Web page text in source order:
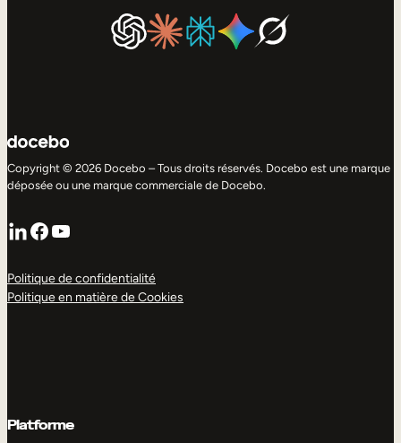
Copyright © 2026 Docebo – Tous droits réservés. Docebo est une marque
déposée ou une marque commerciale de Docebo.
LinkedIn
Facebook
YouTube
Politique de confidentialité
Politique en matière de Cookies
Platforme